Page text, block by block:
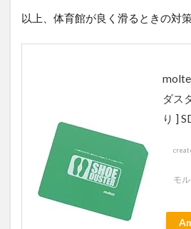
以上、体育館が良く滑るときの対
ダス
り ]
モ